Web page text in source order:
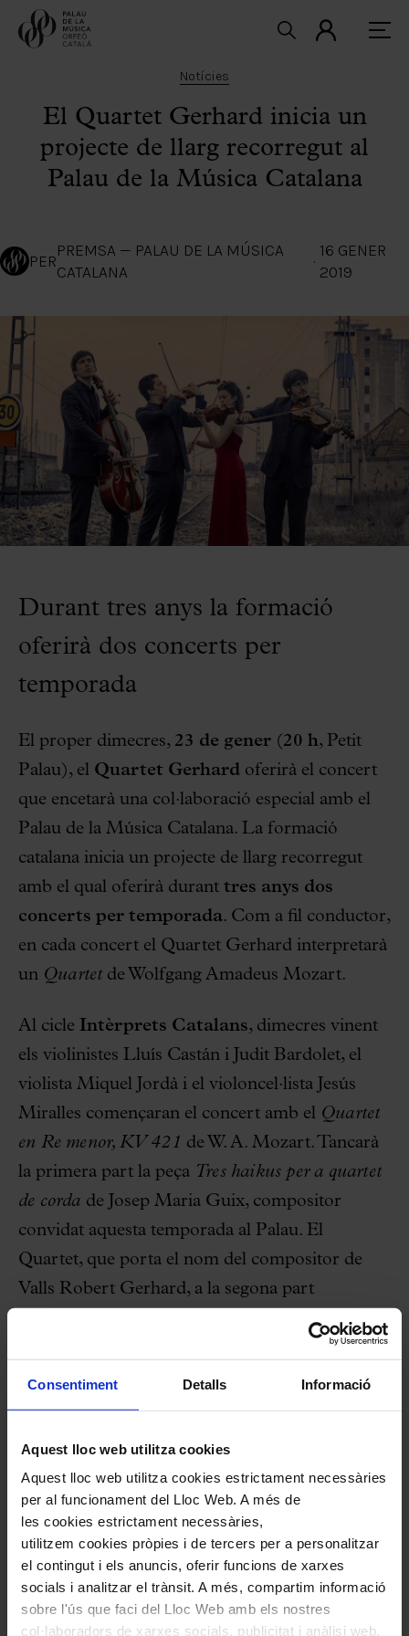
Consentiment Detalls Informació
Aquest lloc web utilitza cookies
Aquest lloc web utilitza cookies estrictament necessàries
per al funcionament del Lloc Web. A més de
les cookies estrictament necessàries,
utilitzem cookies pròpies i de tercers per a personalitzar
el contingut i els anuncis, oferir funcions de xarxes
socials i analitzar el trànsit. A més, compartim informació
sobre l'ús que faci del Lloc Web amb els nostres
col·laboradors de xarxes socials, publicitat i anàlisi web,
Notícies
El Quartet Gerhard inicia un
projecte de llarg recorregut al
Palau de la Música Catalana
PER
PREMSA — PALAU DE LA MÚSICA
CATALANA
·
16 GENER
2019
Durant tres anys la formació
oferirà dos concerts per
temporada
El proper dimecres, 23 de gener (20 h, Petit
Palau), el Quartet Gerhard oferirà el concert
que encetarà una col·laboració especial amb el
Palau de la Música Catalana. La formació
catalana inicia un projecte de llarg recorregut
amb el qual oferirà durant tres anys dos
concerts per temporada. Com a fil conductor,
en cada concert el Quartet Gerhard interpretarà
un Quartet de Wolfgang Amadeus Mozart.
Al cicle Intèrprets Catalans, dimecres vinent
els violinistes Lluís Castán i Judit Bardolet, el
violista Miquel Jordà i el violoncel·lista Jesús
Miralles començaran el concert amb el Quartet
en Re menor, KV 421 de W. A. Mozart. Tancarà
la primera part la peça Tres haikus per a quartet
de corda de Josep Maria Guix, compositor
convidat aquesta temporada al Palau. El
Quartet, que porta el nom del compositor de
Valls Robert Gerhard, a la segona part
Quartet en La menor, op. 51/2 de
Johannes Brahms, que va ser escrit gairebé un
segle després del de Mozart.
segon concert el 28 de maig
cicle Intèrprets Catalans. Aleshores presentarà el
Quartet núm. 17, en Si bemoll major, KV 458, “la
Caça”de Mozart. I completarà el programa
l’estrena a l’Estat delQuartet núm. 8 de Philip
Glass, també compositor convidat aquesta
temporada al Palau. Clourà el concert elQuartet